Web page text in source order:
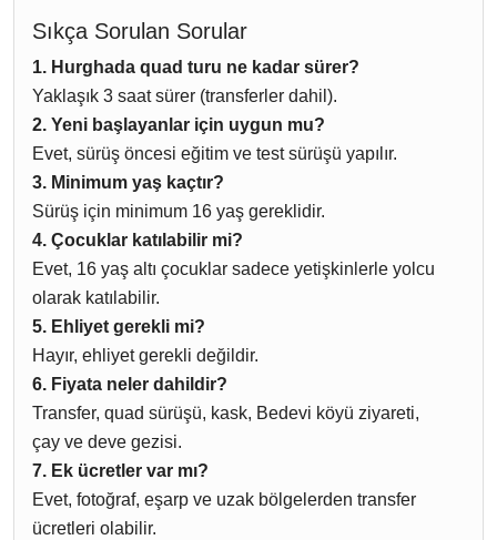
Sıkça Sorulan Sorular
1. Hurghada quad turu ne kadar sürer?
Yaklaşık 3 saat sürer (transferler dahil).
2. Yeni başlayanlar için uygun mu?
Evet, sürüş öncesi eğitim ve test sürüşü yapılır.
3. Minimum yaş kaçtır?
Sürüş için minimum 16 yaş gereklidir.
4. Çocuklar katılabilir mi?
Evet, 16 yaş altı çocuklar sadece yetişkinlerle yolcu
olarak katılabilir.
5. Ehliyet gerekli mi?
Hayır, ehliyet gerekli değildir.
6. Fiyata neler dahildir?
Transfer, quad sürüşü, kask, Bedevi köyü ziyareti,
çay ve deve gezisi.
7. Ek ücretler var mı?
Evet, fotoğraf, eşarp ve uzak bölgelerden transfer
ücretleri olabilir.